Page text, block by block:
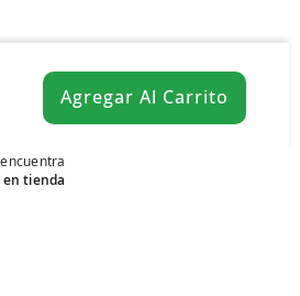
Agregar Al Carrito
tienda